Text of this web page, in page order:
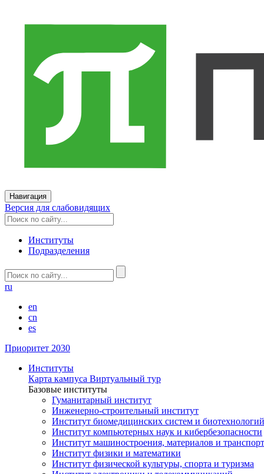
Навигация
Версия для слабовидящих
Институты
Подразделения
ru
en
cn
es
Приоритет 2030
Институты
Карта кампуса Виртуальный тур
Базовые институты
Гуманитарный институт
Инженерно-строительный институт
Институт биомедицинских систем и биотехнологий
Институт компьютерных наук и кибербезопасности
Институт машиностроения, материалов и
Институт физики и математики
Институт физической культуры, спорта и туризма